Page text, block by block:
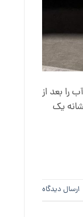
را بعد از
یک
ارسال دیدگاه